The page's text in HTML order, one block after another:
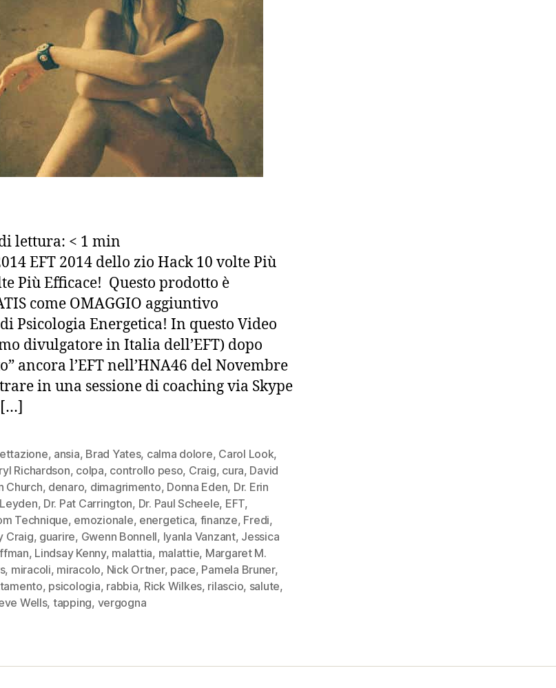
lettura: < 1 min
EFT 2014 dello zio Hack 10 volte Più
Più Efficace! Questo prodotto è
come OMAGGIO aggiuntivo
Psicologia Energetica! In questo Video
divulgatore in Italia dell’EFT) dopo
ancora l’EFT nell’HNA46 del Novembre
in una sessione di coaching via Skype
, ansia, Brad Yates, calma dolore, Carol Look,
Richardson, colpa, controllo peso, Craig, cura, David
Church, denaro, dimagrimento, Donna Eden, Dr. Erin
, Dr. Pat Carrington, Dr. Paul Scheele, EFT,
Technique, emozionale, energetica, finanze, Fredi,
Craig, guarire, Gwenn Bonnell, Iyanla Vanzant, Jessica
, Lindsay Kenny, malattia, malattie, Margaret M.
, miracoli, miracolo, Nick Ortner, pace, Pamela Bruner,
, psicologia, rabbia, Rick Wilkes, rilascio, salute,
Wells, tapping, vergogna